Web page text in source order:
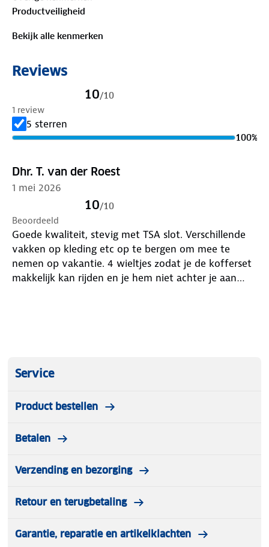
Productveiligheid
Bekijk alle kenmerken
Reviews
10/10
1 review
5 sterren
100%
Dhr. T. van der Roest
1 mei 2026
10/10
Beoordeeld
Goede kwaliteit, stevig met TSA slot. Verschillende
vakken op kleding etc op te bergen om mee te
nemen op vakantie. 4 wieltjes zodat je de kofferset
makkelijk kan rijden en je hem niet achter je aan
Service
Product bestellen
Betalen
Verzending en bezorging
Retour en terugbetaling
Garantie, reparatie en artikelklachten